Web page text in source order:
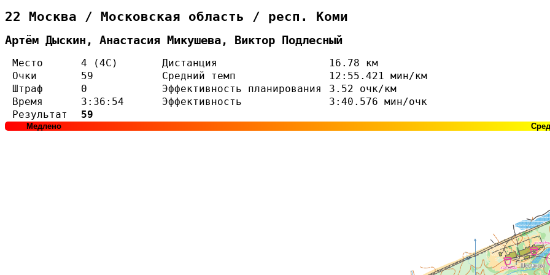
22 Москва / Московская область / респ. Коми
Артём Дыскин, Анастасия Микушева, Виктор Подлесный
Место 4 (4С) Дистанция
16.78 км
Очки
59 Средний темп
12:55.421 мин/км
Штраф
0 Эффективность планирования
3.52 очк/км
Время
3:36:54 Эффективность
3:40.576 мин/очк
Результат
59
Медлено